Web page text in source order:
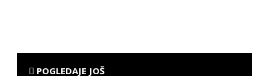
POGLEDAJE JOŠ